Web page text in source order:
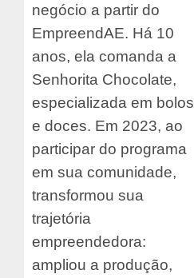
negócio a partir do
EmpreendAE. Há 10
anos, ela comanda a
Senhorita Chocolate,
especializada em bolos
e doces. Em 2023, ao
participar do programa
em sua comunidade,
transformou sua
trajetória
empreendedora:
ampliou a produção,